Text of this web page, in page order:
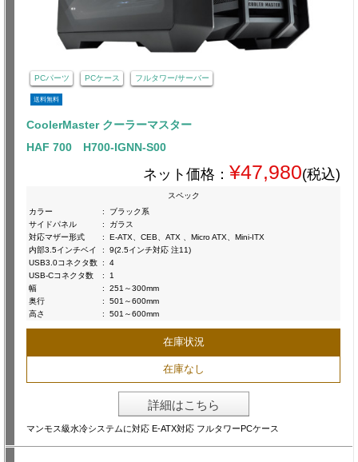
PCパーツ PCケース フルタワー/サーバー
送料無料
CoolerMaster クーラーマスター
HAF 700 H700-IGNN-S00
ネット価格： ¥47,980(税込)
スペック
カラー
:
ブラック系
サイドパネル
:
ガラス
対応マザー形式
:
E-ATX、CEB、ATX 、Micro ATX、Mini-ITX
内部3.5インチベイ
:
9(2.5インチ対応 注11)
USB3.0コネクタ数 :
4
USB-Cコネクタ数
:
1
幅
:
251～300mm
奥行
:
501～600mm
高さ
: 501～600mm
在庫状況
在庫なし
詳細はこちら
マンモス級水冷システムに対応 E-ATX対応 フルタワーPCケース